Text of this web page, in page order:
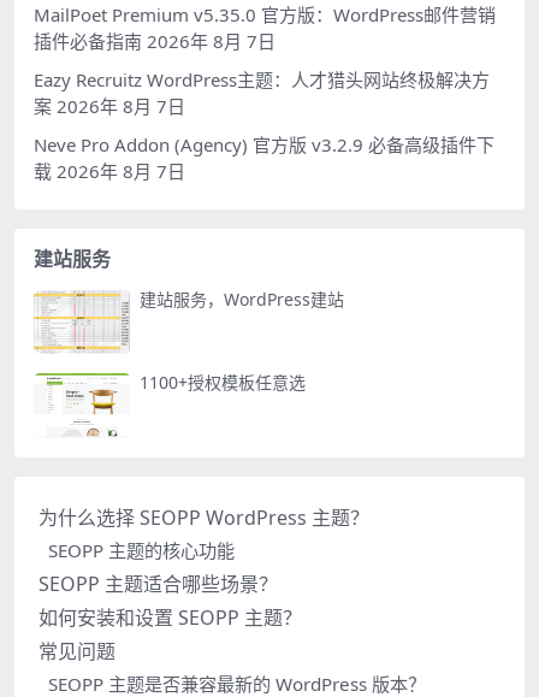
MailPoet Premium v5.35.0 官方版：WordPress邮件营销
插件必备指南 2026年 8月 7日
Eazy Recruitz WordPress主题：人才猎头网站终极解决方
案 2026年 8月 7日
Neve Pro Addon (Agency) 官方版 v3.2.9 必备高级插件下
载 2026年 8月 7日
建站服务
建站服务，WordPress建站
1100+授权模板任意选
为什么选择 SEOPP WordPress 主题？
SEOPP 主题的核心功能
SEOPP 主题适合哪些场景？
如何安装和设置 SEOPP 主题？
常见问题
SEOPP 主题是否兼容最新的 WordPress 版本？